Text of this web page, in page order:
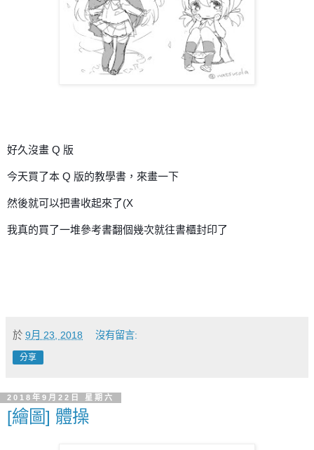
好久沒畫 Q 版
今天買了本 Q 版的教學書，來畫一下
然後就可以把書收起來了(X
我真的買了一堆參考書翻個幾次就往書櫃封印了
於 9月 23, 2018 沒有留言:
分享
2018年9月22日 星期六
[繪圖] 體操